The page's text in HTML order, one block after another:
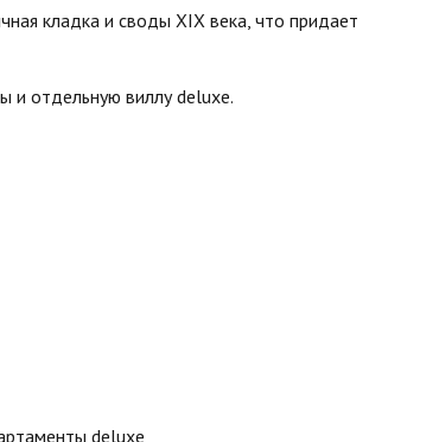
кладка и своды XIX века, что придает
и отдельную виллу deluxe.
deluxe